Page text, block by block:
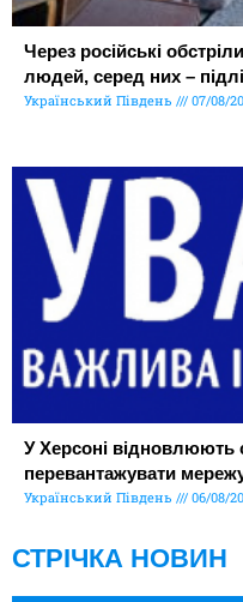
Через російські
людей, серед них –
Український Південь 07/08/
У Херсоні відновлюють
перевантажувати
Український Південь 06/08/
СТРІЧКА НОВИН